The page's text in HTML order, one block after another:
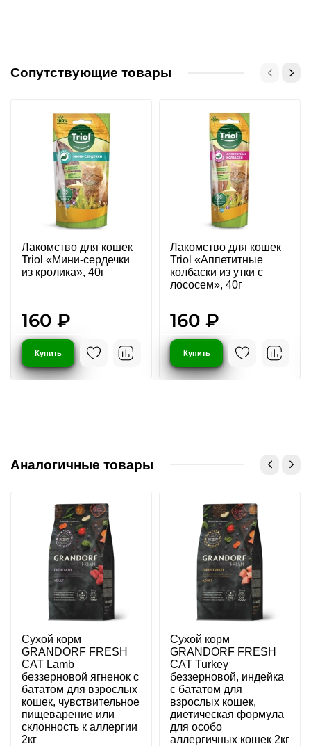
Сопутствующие товары
Лакомство для кошек
Triol «Мини-сердечки
из кролика», 40г
160 ₽
Купить
Лакомство для кошек
Triol «Аппетитные
колбаски из утки с
лососем», 40г
160 ₽
Купить
Аналогичные товары
Сухой корм
GRANDORF FRESH
CAT Lamb
беззерновой ягненок с
бататом для взрослых
кошек, чувствительное
пищеварение или
склонность к аллергии
2кг
Сухой корм
GRANDORF FRESH
CAT Turkey
беззерновой, индейка
с бататом для
взрослых кошек,
диетическая формула
для особо
аллергичных кошек 2кг